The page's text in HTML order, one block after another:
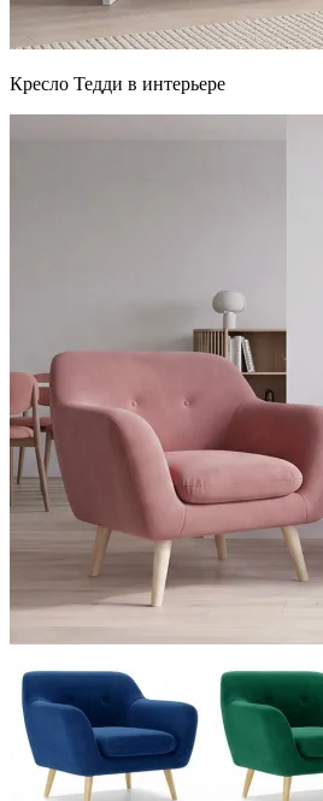
Кресло Тедди в интерьере